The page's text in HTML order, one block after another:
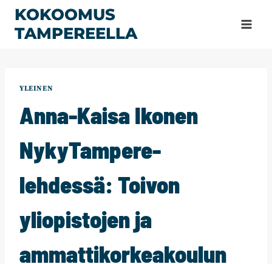
Siirry
sisältöön
KOKOOMUS
TAMPEREELLA
YLEINEN
Anna-Kaisa Ikonen
NykyTampere-
lehdessä: Toivon
yliopistojen ja
ammattikorkeakoulun